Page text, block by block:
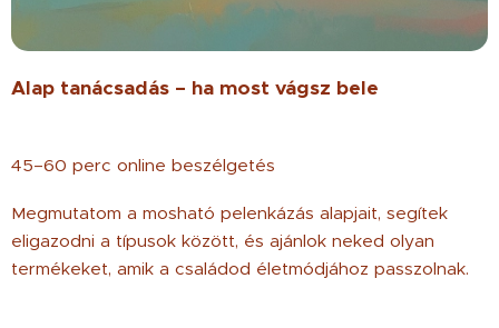
Alap tanácsadás – ha most vágsz bele
45–60 perc online beszélgetés
Megmutatom a mosható pelenkázás alapjait, segítek
eligazodni a típusok között, és ajánlok neked olyan
termékeket, amik a családod életmódjához passzolnak.